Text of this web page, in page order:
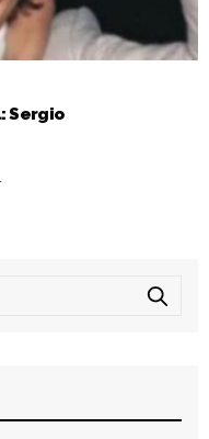
Sergio